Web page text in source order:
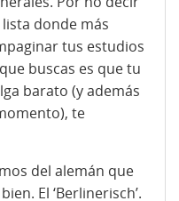
donde más
tus estudios
buscas es que tu
barato (y además
te
del alemán que
El ‘Berlinerisch’.